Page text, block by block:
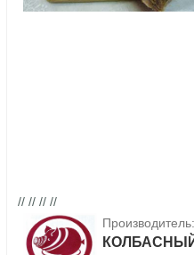
// // // //
Производитель: